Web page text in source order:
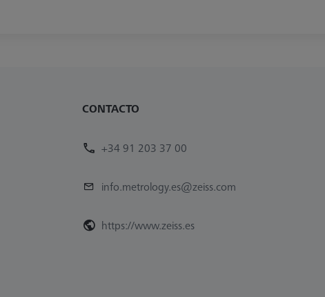
CONTACTO
+34 91 203 37 00
info.metrology.es@zeiss.com
https://www.zeiss.es